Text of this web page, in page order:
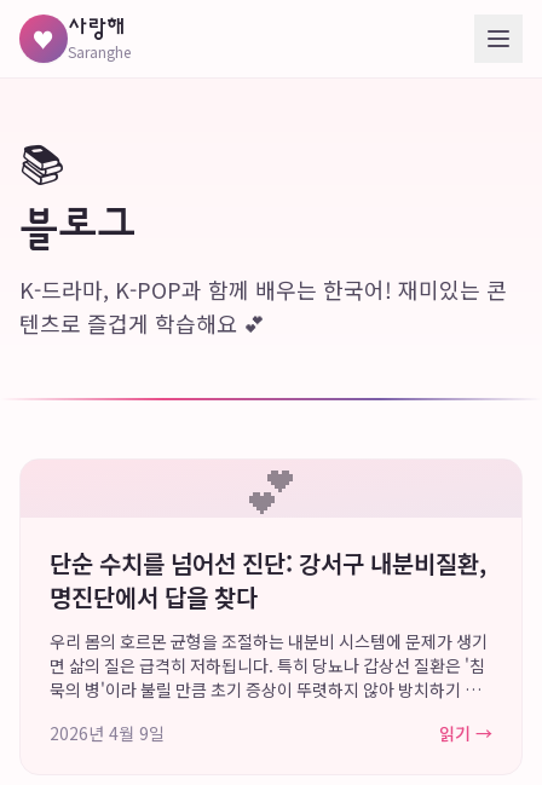
♥ 사랑해
Saranghe
📚
블로그
K-드라마, K-POP과 함께 배우는 한국어! 재미있는 콘
텐츠로 즐겁게 학습해요 💕
💕
단순 수치를 넘어선 진단: 강서구 내분비질환,
명진단에서 답을 찾다
우리 몸의 호르몬 균형을 조절하는 내분비 시스템에 문제가 생기
면 삶의 질은 급격히 저하됩니다. 특히 당뇨나 갑상선 질환은 '침
묵의 병'이라 불릴 만큼 초기 증상이 뚜렷하지 않아 방치하기 쉽
수 있습니다. 많은 분들이 혈액...
2026년 4월 9일 읽기 →